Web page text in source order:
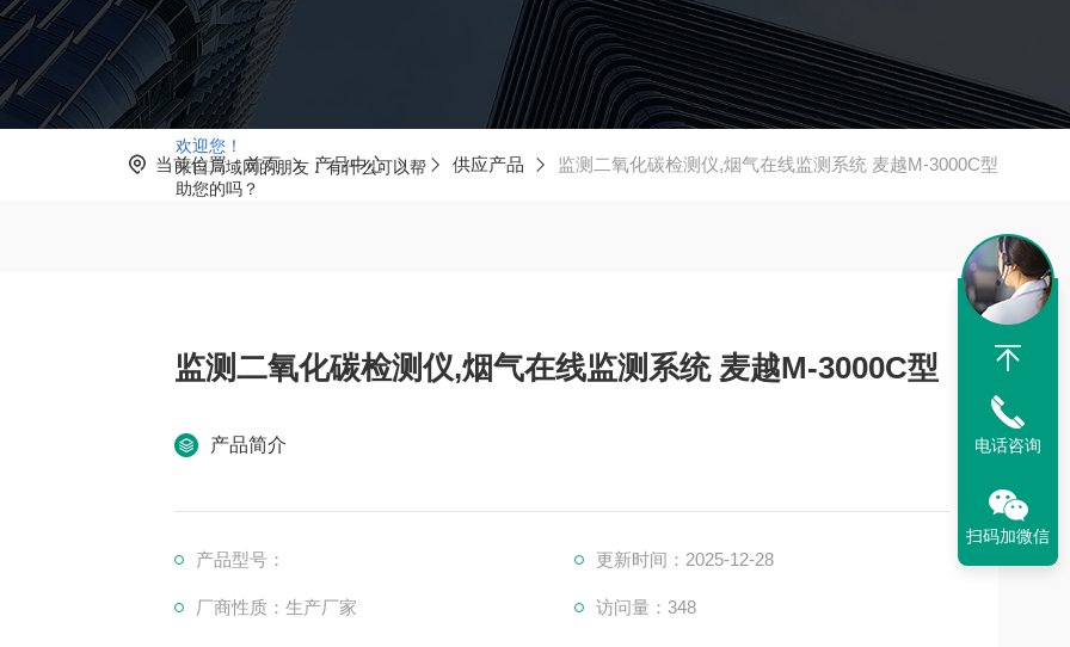
欢迎您！
来自局域网的朋友！有什么可以帮
助您的吗？
当前位置：首页 产品中心 供应产品 监测二氧化碳检测仪,烟气在线监测系统 麦越M-3000C型
监测二氧化碳检测仪,烟气在线监测系统 麦越M-3000C型
产品简介
产品型号： 更新时间：2025-12-28
厂商性质：生产厂家 访问量：348
电话咨询
扫码加微信